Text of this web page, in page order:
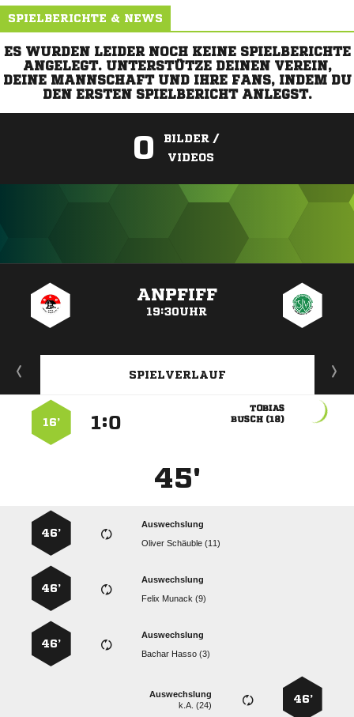
SPIELBERICHTE & NEWS
ES WURDEN LEIDER NOCH KEINE SPIELBERICHTE
ANGELEGT. UNTERSTÜTZE DEINEN VEREIN,
DEINE MANNSCHAFT UND IHRE FANS, INDEM DU
DEN ERSTEN SPIELBERICHT ANLEGST.
0
BILDER /
VIDEOS
ANPFIFF
19:30UHR
SPIELVERLAUF

 
:
16’
45'
Auswechslung
  
46’
Auswechslung
  
46’
Auswechslung
  
46’
46’
Auswechslung
k.A. (24)